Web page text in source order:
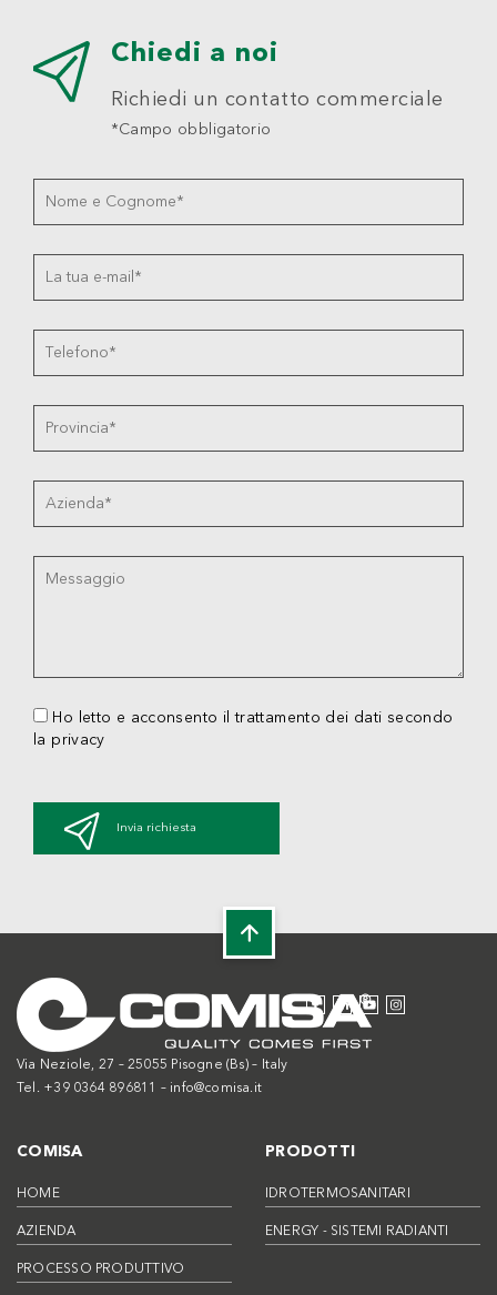
Chiedi a noi
Richiedi un contatto commerciale
*Campo obbligatorio
Ho letto e acconsento il trattamento dei dati secondo
la privacy
Invia richiesta
Via Neziole, 27 – 25055 Pisogne (Bs) – Italy
Tel. +39 0364 896811 – info@comisa.it
COMISA
HOME
AZIENDA
PROCESSO PRODUTTIVO
PRODOTTI
IDROTERMOSANITARI
ENERGY - SISTEMI RADIANTI